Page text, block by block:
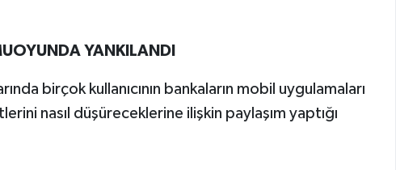
YANKILANDI
birçok kullanıcının bankaların mobil uygulama­ları
nasıl düşürecekle­rine ilişkin paylaşım yaptığı